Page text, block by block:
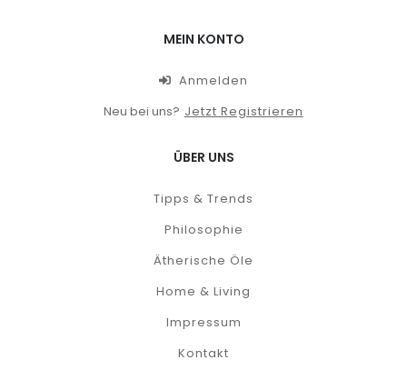
MEIN KONTO
Anmelden
Neu bei uns? Jetzt Registrieren
ÜBER UNS
Tipps & Trends
Philosophie
Ätherische Öle
Home & Living
Impressum
Kontakt